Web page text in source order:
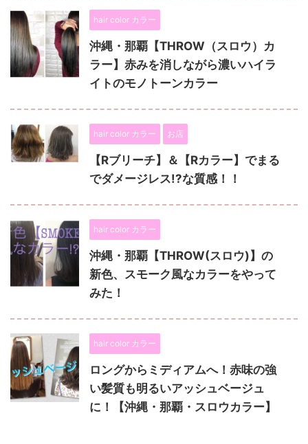
hair color カラー
沖縄・那覇【THROW（スロウ）カ
ラー】赤みを消しながら濃いハイラ
イトのモノトーンカラー
hair color カラー お店
【Rブリーチ】＆【Rカラー】でまる
でダメージレス!?な質感！！
hair color カラー
沖縄・那覇【THROW(スロウ)】の
新色、スモーク風なカラーをやって
みた！
hair color カラー
ロングからミディアムへ！赤味の強
い髪質も明るいアッシュベージュ
に！【沖縄・那覇・スロウカラー】